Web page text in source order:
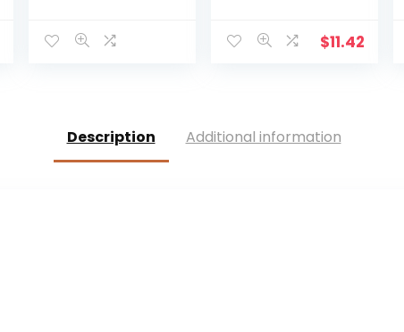
verstrengelde
Zinklegering
(zwart)
$11.42
Description Additional information